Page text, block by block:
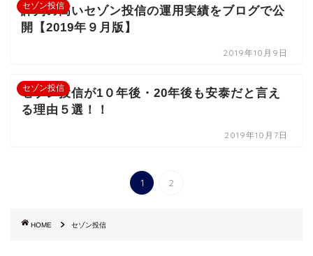
セゾン投信
評判の高いセゾン投信の運用実績をブログで公
開【2019年９月版】
2019年10月9日
セゾン投信
セゾン投信が1０年後・20年後も安泰だと言え
る理由５選！！
2019年10月7日
1 2
HOME セゾン投信